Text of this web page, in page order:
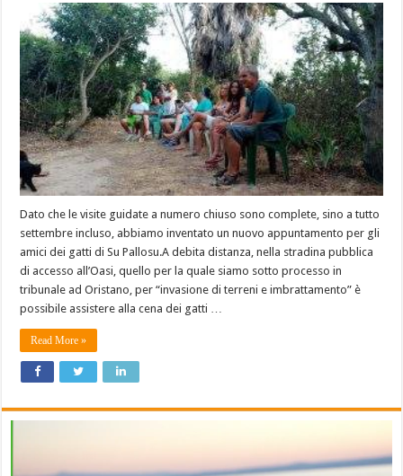
Dato che le visite guidate a numero chiuso sono complete, sino a tutto
settembre incluso, abbiamo inventato un nuovo appuntamento per gli
amici dei gatti di Su Pallosu.A debita distanza, nella stradina pubblica
di accesso all’Oasi, quello per la quale siamo sotto processo in
tribunale ad Oristano, per “invasione di terreni e imbrattamento” è
possibile assistere alla cena dei gatti …
Read More »